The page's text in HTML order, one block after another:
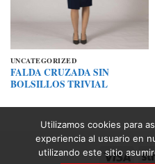
UNCATEGORIZED
FALDA CRUZADA SIN
BOLSILLOS TRIVIAL
Visa
Utilizamos cookies para
experiencia al usuario en
utilizando este sitio